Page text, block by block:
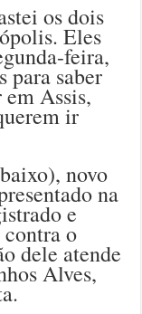
os dois
Eles
feira,
para saber
Assis,
ir
novo
na
e
contra o
dele atende
Alves,